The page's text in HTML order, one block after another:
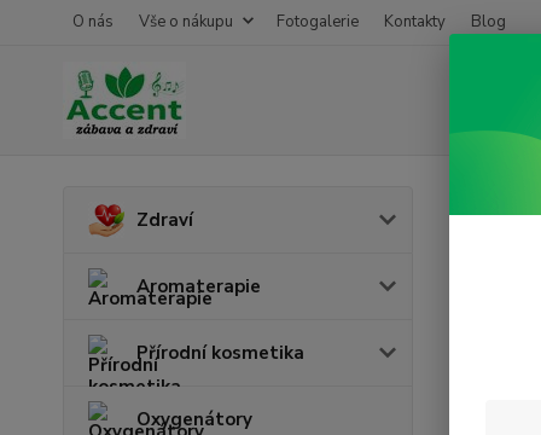
O nás Vše o nákupu Fotogalerie Kontakty Blog
Zdraví
Aromaterapie
Přírodní kosmetika
Oxygenátory